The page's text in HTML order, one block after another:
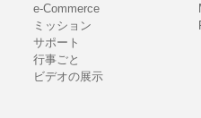
e-Commerce
ミッション
サポート
行事ごと
ビデオの展示